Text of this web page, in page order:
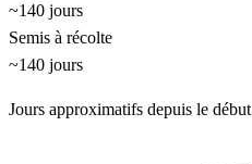
~140 jours
Semis à récolte
~140 jours
Jours approximatifs depuis le début